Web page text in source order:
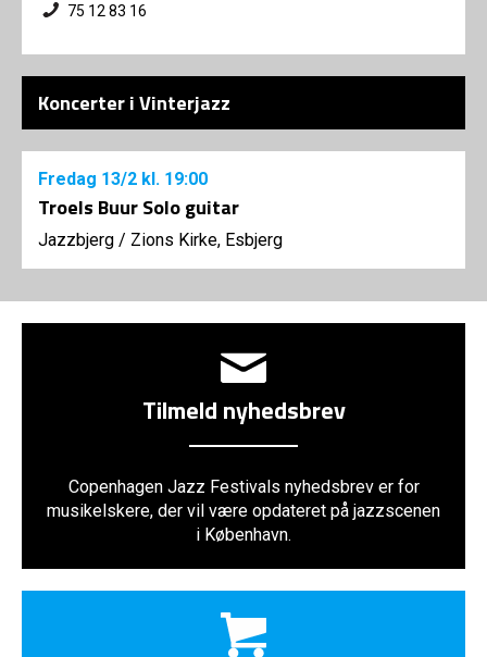
75 12 83 16
Koncerter i Vinterjazz
Fredag 13/2 kl. 19:00
Troels Buur Solo guitar
Jazzbjerg / Zions Kirke, Esbjerg
Tilmeld nyhedsbrev
Copenhagen Jazz Festivals nyhedsbrev er for
musikelskere, der vil være opdateret på jazzscenen
i København.